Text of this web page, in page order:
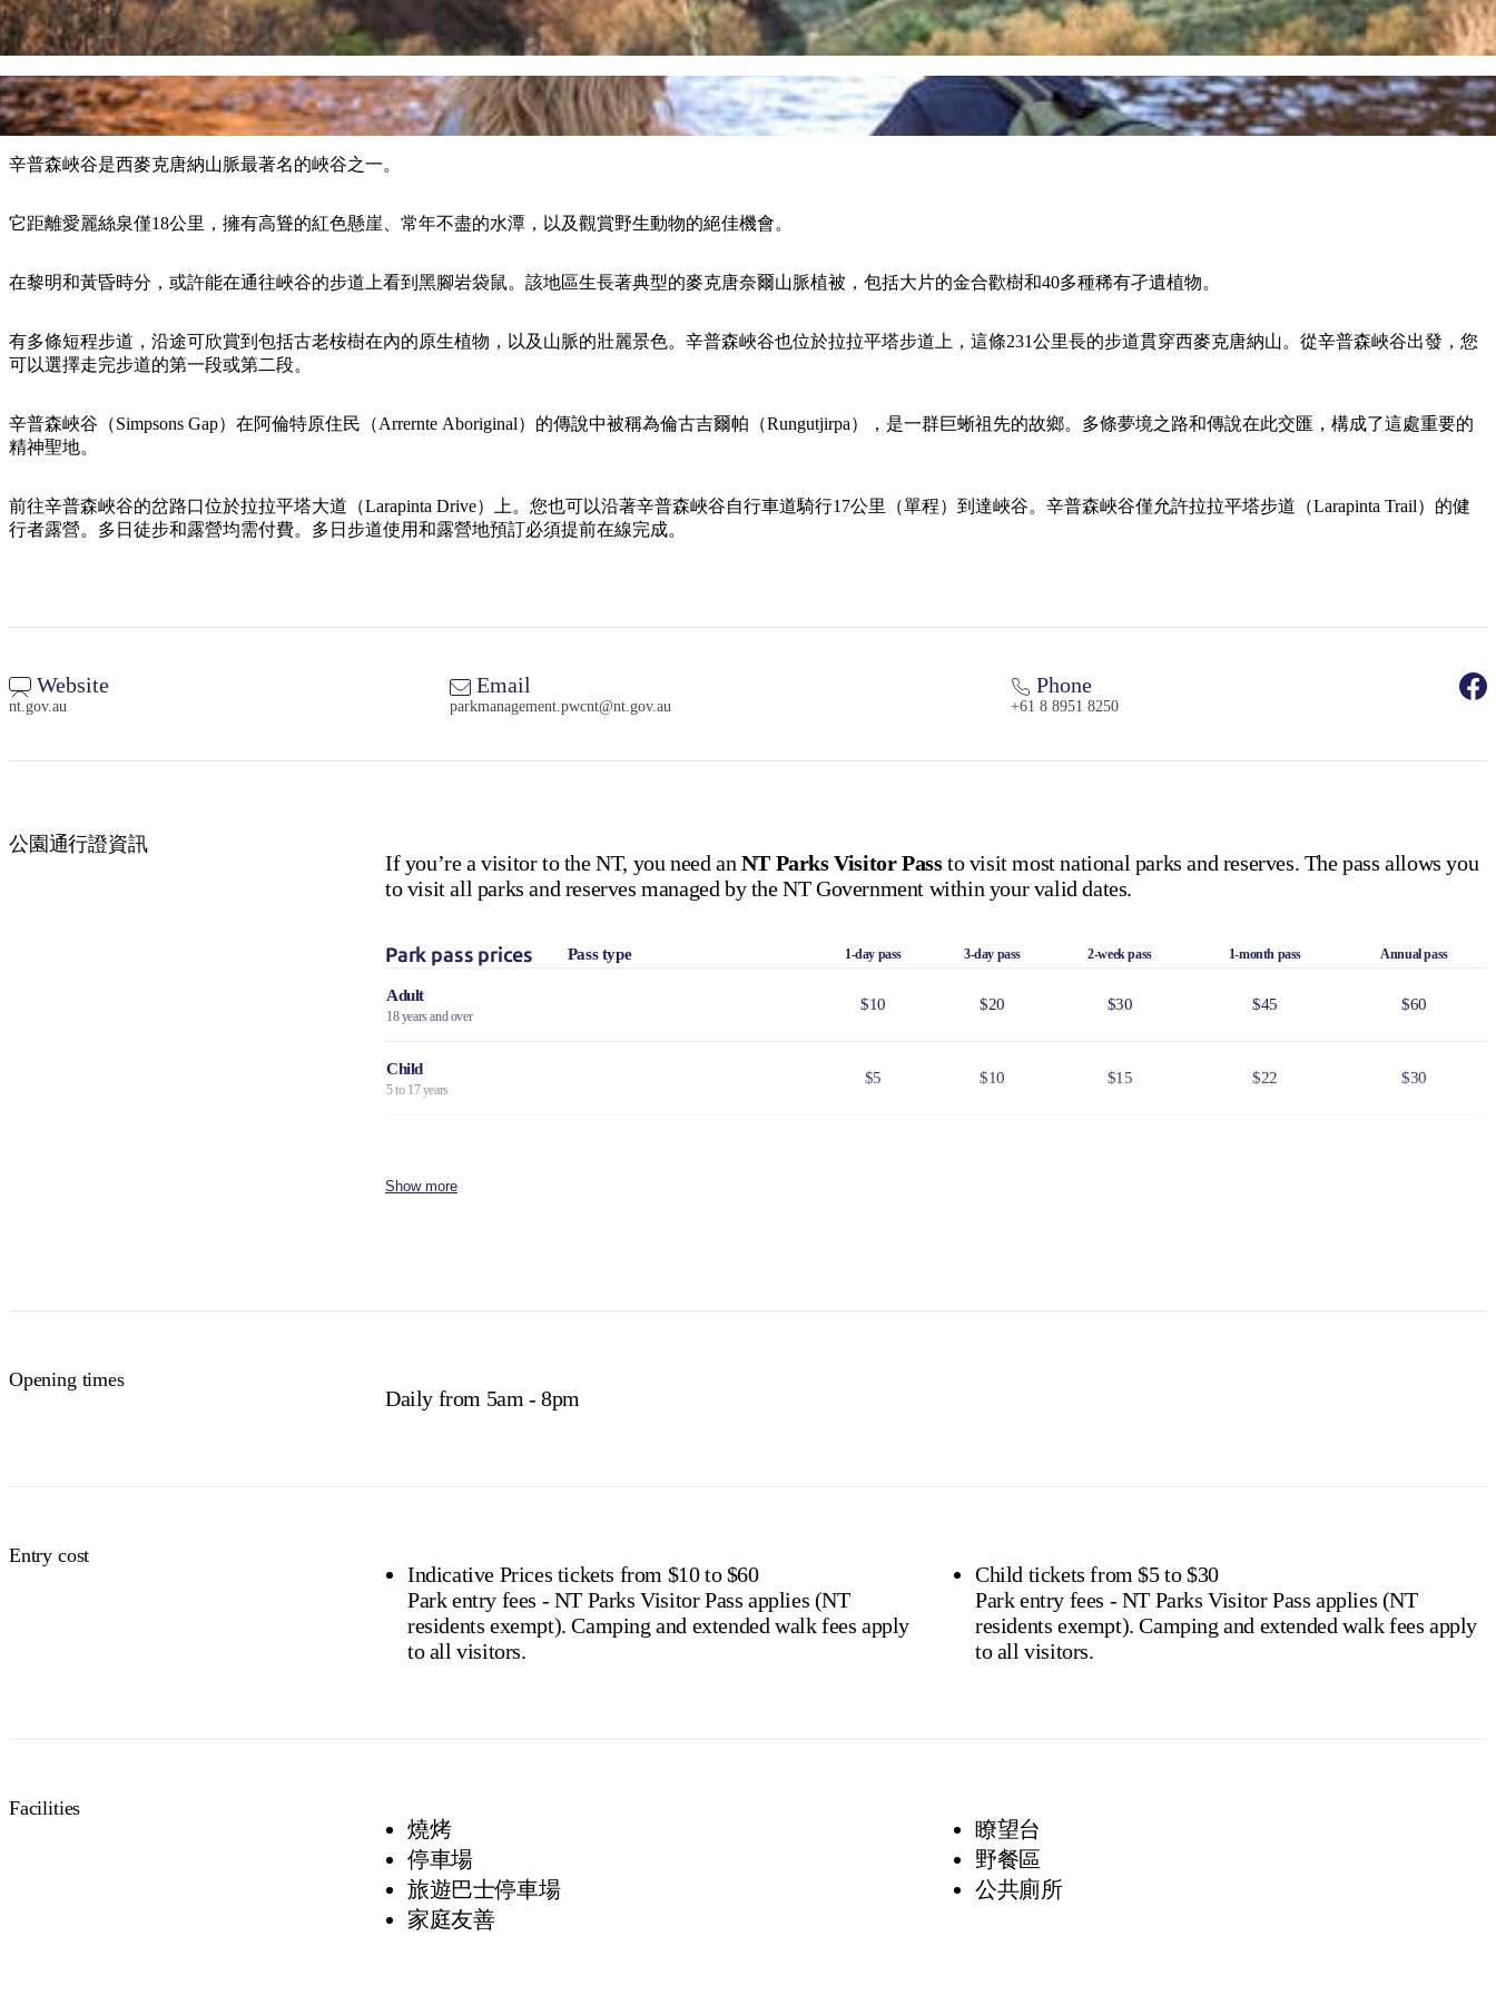
辛普森峽谷是西麥克唐納山脈最著名的峽谷之一。
它距離愛麗絲泉僅18公里，擁有高聳的紅色懸崖、常年不盡的水潭，以及觀賞野生動物的絕佳機會。
在黎明和黃昏時分，或許能在通往峽谷的步道上看到黑腳岩袋鼠。該地區生長著典型的麥克唐奈爾山脈植被，包括大片的金合歡樹和40多種稀有孑遺植物。
有多條短程步道，沿途可欣賞到包括古老桉樹在內的原生植物，以及山脈的壯麗景色。辛普森峽谷也位於拉拉平塔步道上，這條231公里長的步道貫穿西麥克唐納山。從辛普森峽谷出發，您
可以選擇走完步道的第一段或第二段。
辛普森峽谷（Simpsons Gap）在阿倫特原住民（Arrernte Aboriginal）的傳說中被稱為倫古吉爾帕（Rungutjirpa），是一群巨蜥祖先的故鄉。多條夢境之路和傳說在此交匯，構成了這處重要的
精神聖地。
前往辛普森峽谷的岔路口位於拉拉平塔大道（Larapinta Drive）上。您也可以沿著辛普森峽谷自行車道騎行17公里（單程）到達峽谷。辛普森峽谷僅允許拉拉平塔步道（Larapinta Trail）的健
行者露營。多日徒步和露營均需付費。多日步道使用和露營地預訂必須提前在線完成。
Website
nt.gov.au
Email
parkmanagement.pwcnt@nt.gov.au
Phone
+61 8 8951 8250
公園通行證資訊
If you’re a visitor to the NT, you need an NT Parks Visitor Passto visit most national parks and reserves. The pass allows you
to visit all parks and reserves managed by the NT Government within your valid dates.
Park pass prices Pass type 1-day pass 3-day pass 2-week pass 1-month pass Annual pass
Adult
18 years and over
$10 $20 $30 $45 $60
Child
5 to 17 years
$5 $10 $15 $22 $30
Show more
Opening times
Daily from 5am - 8pm
Entry cost
Indicative Prices tickets from $10 to $60
Park entry fees - NT Parks Visitor Pass applies (NT
residents exempt). Camping and extended walk fees apply
to all visitors.
Child tickets from $5 to $30
Park entry fees - NT Parks Visitor Pass applies (NT
residents exempt). Camping and extended walk fees apply
to all visitors.
Facilities
燒烤
停車場
旅遊巴士停車場
家庭友善
瞭望台
野餐區
公共廁所